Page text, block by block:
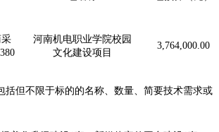
河南机电职业学院校园
文化建设项目
3,764,000.00
括但不限于标的的名称、数量、简要技术需求或